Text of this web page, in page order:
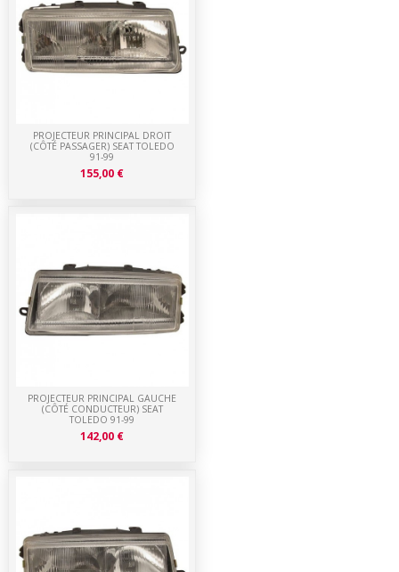
PROJECTEUR PRINCIPAL GAUCHE
(CÔTÉ CONDUCTEUR) SEAT
TOLEDO 91-99
142,00 €
PROJECTEUR PRINCIPAL DROIT
(CÔTÉ PASSAGER) SEAT TOLEDO
91-99
155,00 €